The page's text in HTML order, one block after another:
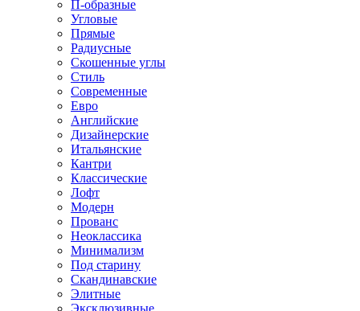
П-образные
Угловые
Прямые
Радиусные
Скошенные углы
Стиль
Современные
Евро
Английские
Дизайнерские
Итальянские
Кантри
Классические
Лофт
Модерн
Прованс
Неоклассика
Минимализм
Под старину
Скандинавские
Элитные
Эксклюзивные